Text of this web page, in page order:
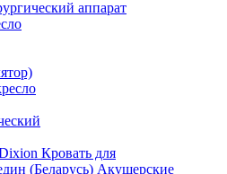
аппарат
Кровать для
(Беларусь) Акушерские